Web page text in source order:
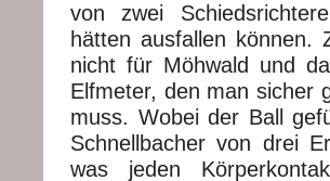
von zwei
hätten ausfallen können.
nicht für Möhwald und
Elfmeter, den man sicher
muss. Wobei der Ball
Schnellbacher von drei
was jeden